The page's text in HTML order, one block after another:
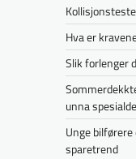
Hva er
Slik forlenger
unna
Unge
sparetrend